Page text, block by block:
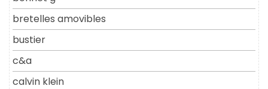
bretelles amovibles
bustier
c&a
calvin klein